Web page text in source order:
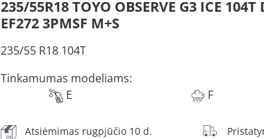
235/55R18 TOYO OBSERVE G3 ICE
EF272 3PMSF M+S
235/55 R18 104T
Tinkamumas modeliams:
E
F
Atsiėmimas rugpjūčio 10 d.